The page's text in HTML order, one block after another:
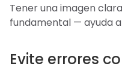
Tener una imagen
fundamental — ayuda
Evite errores